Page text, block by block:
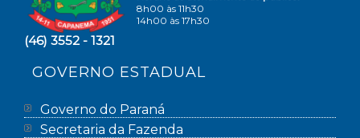
8h00 às 11h30
14h00 às 17h30
(46) 3552 - 1321
GOVERNO ESTADUAL
Governo do Paraná
Secretaria da Fazenda